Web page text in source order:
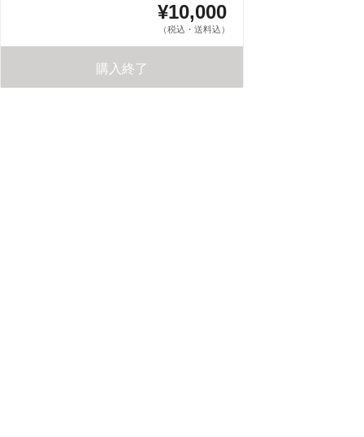
¥10,000
（税込・送料込）
購入終了